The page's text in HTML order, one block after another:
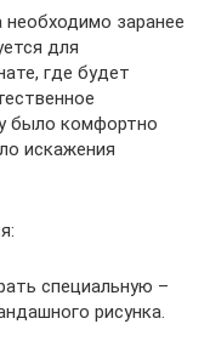
необходимо заранее
для
где будет
было комфортно
искажения
специальную –
рисунка.